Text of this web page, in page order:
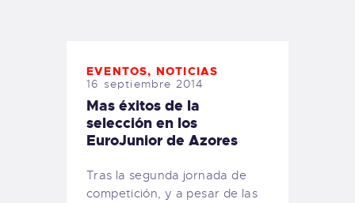
EVENTOS, NOTICIAS
16 septiembre 2014
Mas éxitos de la
selección en los
EuroJunior de Azores
Tras la segunda jornada de
competición, y a pesar de las